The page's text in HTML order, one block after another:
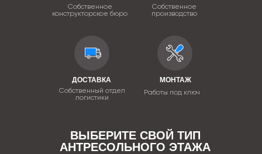
Собственное
конструкторское бюро
Собственное
производство
ДОСТАВКА
Собственный отдел
логистики
МОНТАЖ
Работы под ключ
ВЫБЕРИТЕ СВОЙ ТИП
АНТРЕСОЛЬНОГО ЭТАЖА